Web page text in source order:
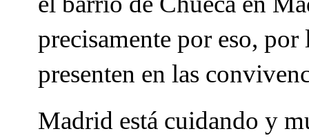
precisamente por eso, por
presenten en las
Madrid está cuidando y